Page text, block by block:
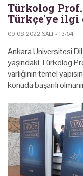
Türkolog
Türkçe'ye ilgi
09.08.2022 SALI - 13:54
Ankara Üniversitesi
yaşındaki Türkolog
varlığının temel
konuda başarılı